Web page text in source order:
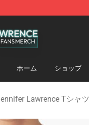
ホーム ショップ
Lawrence Tシャツ